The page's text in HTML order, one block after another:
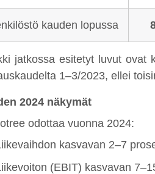
kauden lopussa
jatkossa esitetyt luvut ovat
1–3/2023, ellei
2024 näkymät
odottaa vuonna 2024:
kasvavan 2–7
(EBIT) kasvavan